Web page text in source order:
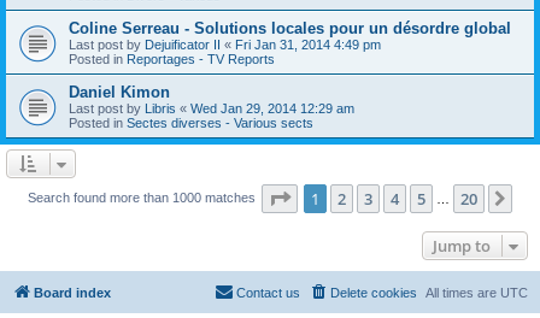
Coline Serreau - Solutions locales pour un désordre global
Last post by Dejuificator II « Fri Jan 31, 2014 4:49 pm
Posted in Reportages - TV Reports
Daniel Kimon
Last post by Libris « Wed Jan 29, 2014 12:29 am
Posted in Sectes diverses - Various sects
Search found more than 1000 matches Page 1of 20
1 2 3 4 5 20
Jump to
Board index All times are UTC
Delete cookies
Contact us